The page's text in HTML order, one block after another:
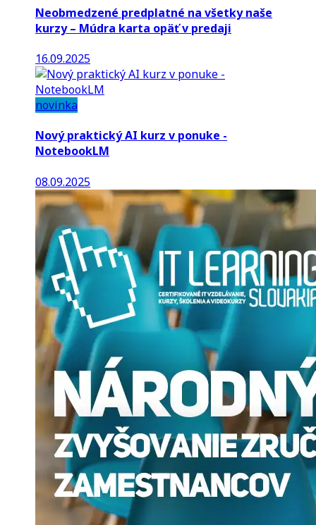
Neobmedzené predplatné na všetky naše
kurzy – Múdra karta opäť v predaji
16.09.2025
novinka
Nový praktický AI kurz v ponuke -
NotebookLM
08.09.2025